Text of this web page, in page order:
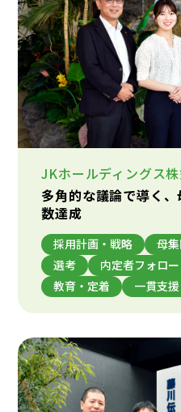
JKホールディングス
多角的な議論で導く
数達成
採用計画・戦略 母
選考
内定者フォロ
教育・定着
一貫支援